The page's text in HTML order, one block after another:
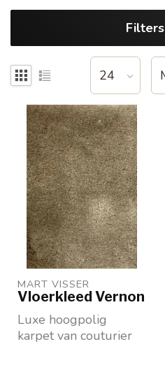
Filters
MART VISSER
Vloerkleed Vernon
Luxe hoogpolig
karpet van couturier